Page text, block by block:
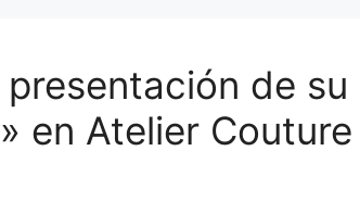
de su
en Atelier Couture